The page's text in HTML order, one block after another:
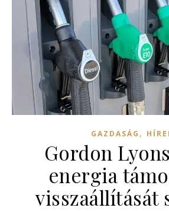
GAZDASÁG ,
Gordon
energia
visszaállítását